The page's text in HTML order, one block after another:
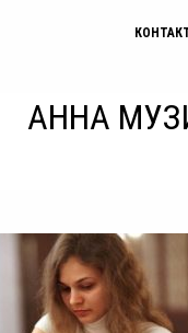
АННА